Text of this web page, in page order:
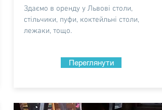
Здаємо в оренду у Львові столи,
стільчики, пуфи, коктейльні столи,
лежаки, тощо.
Переглянути